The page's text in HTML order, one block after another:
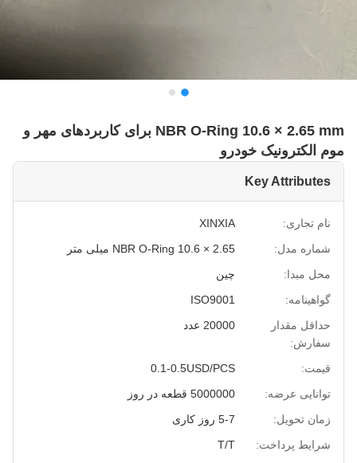
NBR O-Ring 10.6 × 2.65 mm برای کاربردهای مهر و
موم الکترونیک خودرو
Key Attributes
نام تجاری:
XINXIA
شماره مدل:
NBR O-Ring 10.6 × 2.65 میلی متر
محل مبدا:
چین
گواهینامه:
ISO9001
حداقل مقدار
سفارش:
20000 عدد
قیمت:
0.1-0.5USD/PCS
توانایی عرضه:
5000000 قطعه در روز
زمان تحویل:
5-7 روز کاری
شرایط پرداخت:
T/T